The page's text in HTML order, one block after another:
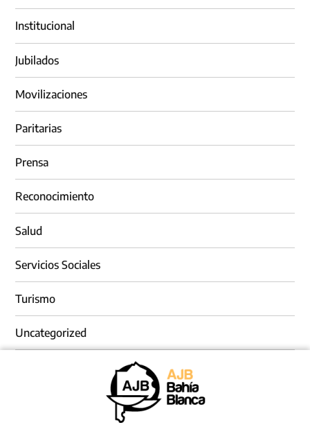
Institucional
Jubilados
Movilizaciones
Paritarias
Prensa
Reconocimiento
Salud
Servicios Sociales
Turismo
Uncategorized